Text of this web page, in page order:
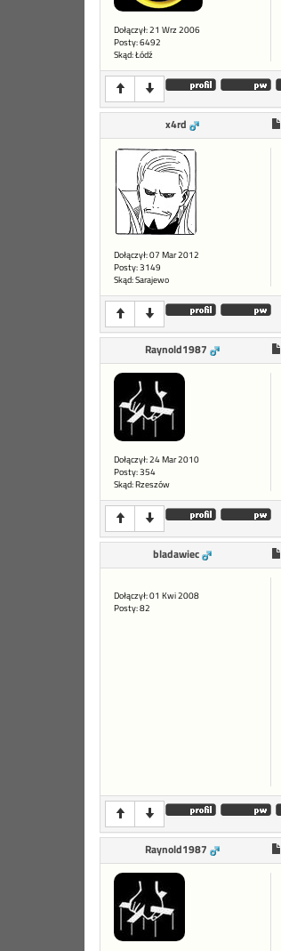
Dołączył: 21 Wrz 2006
Posty: 6492
Skąd: Łódź
x4rd
Dołączył: 07 Mar 2012
Posty: 3149
Skąd: Sarajewo
Raynold1987
Dołączył: 24 Mar 2010
Posty: 354
Skąd: Rzeszów
bladawiec
Dołączył: 01 Kwi 2008
Posty: 82
Raynold1987